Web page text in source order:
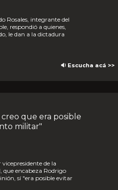
respondió a quienes,
le dan a la dictadura
🔉 Escucha acá >>
militar"
que encabeza Rodrigo
sí "era posible evitar